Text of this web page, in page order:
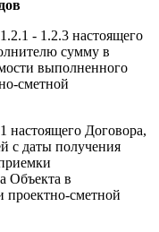
- 1.2.3 настоящего
сумму в
выполненного
сметной
настоящего Договора,
с даты получения
Объекта в
проектно-сметной